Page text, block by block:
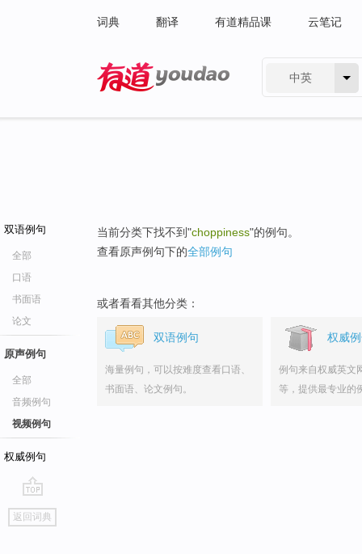
词典 翻译 有道精品课 云笔记
中英
双语例句
全部
口语
书面语
论文
原声例句
全部
音频例句
视频例句
权威例句
go
top
返回词典
当前分类下找不到"choppiness"的例句。
查看原声例句下的全部例句
或者看看其他分类：
双语例句
海量例句，可以按难度查看口语、
书面语、论文例句。
权威
例句来自权威英文
等，提供最专业的